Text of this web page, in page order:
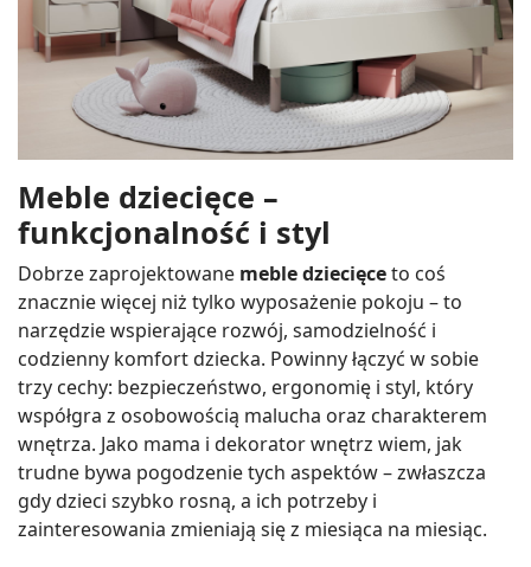
Meble dziecięce –
funkcjonalność i styl
Dobrze zaprojektowane meble dziecięceto coś
znacznie więcej niż tylko wyposażenie pokoju – to
narzędzie wspierające rozwój, samodzielność i
codzienny komfort dziecka. Powinny łączyć w sobie
trzy cechy: bezpieczeństwo, ergonomię i styl, który
współgra z osobowością malucha oraz charakterem
wnętrza. Jako mama i dekorator wnętrz wiem, jak
trudne bywa pogodzenie tych aspektów – zwłaszcza
gdy dzieci szybko rosną, a ich potrzeby i
zainteresowania zmieniają się z miesiąca na miesiąc.